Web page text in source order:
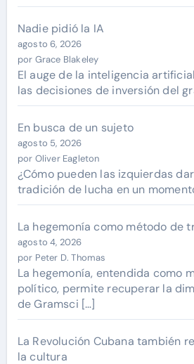
Nadie pidió la IA
agosto 6, 2026
por Grace Blakeley
El auge de la inteligencia
las decisiones de inversión del
En busca de un sujeto
agosto 5, 2026
por Oliver Eagleton
¿Cómo pueden las izquierdas
tradición de lucha en un
La hegemonía como método de
agosto 4, 2026
por Peter D. Thomas
La hegemonía, entendida como
político, permite recuperar la
de Gramsci […]
La Revolución Cubana también
la cultura